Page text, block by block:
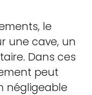
le
une cave, un
Dans ces
peut
négligeable